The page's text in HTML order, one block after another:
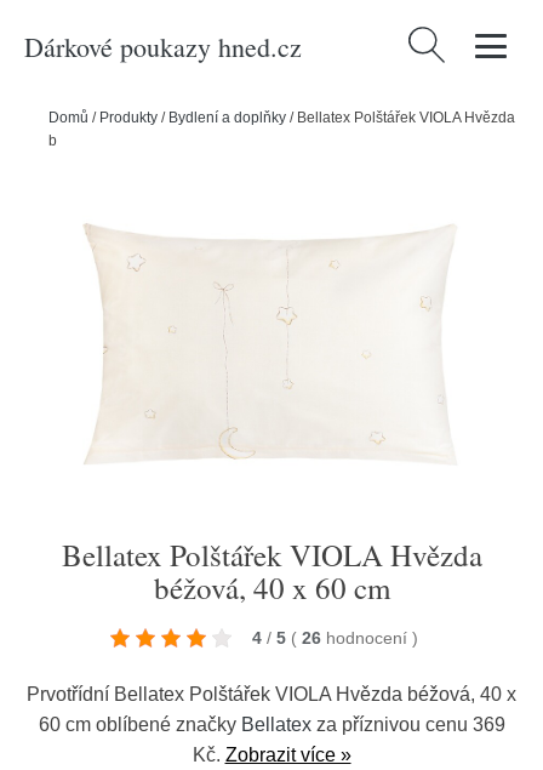
Dárkové poukazy hned.cz Vyhledávání
Domů / Produkty / Bydlení a doplňky / Bellatex Polštářek VIOLA Hvězda
béžová, 40 x 60 cm
Bellatex Polštářek VIOLA Hvězda
béžová, 40 x 60 cm
4 / 5 ( 26 hodnocení )
Prvotřídní Bellatex Polštářek VIOLA Hvězda béžová, 40 x
60 cm oblíbené značky Bellatexza příznivou cenu 369
Kč. Zobrazit více »